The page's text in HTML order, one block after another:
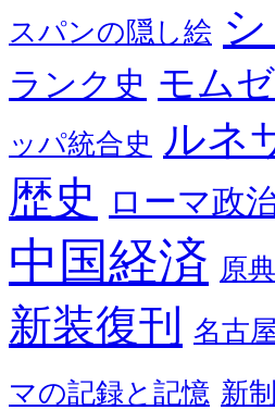
スパンの隠し絵
ランク史 モム
ッパ統合史 ルネ
歴史 ローマ政
中国経済 原
新装復刊 名古
マの記録と記憶 新